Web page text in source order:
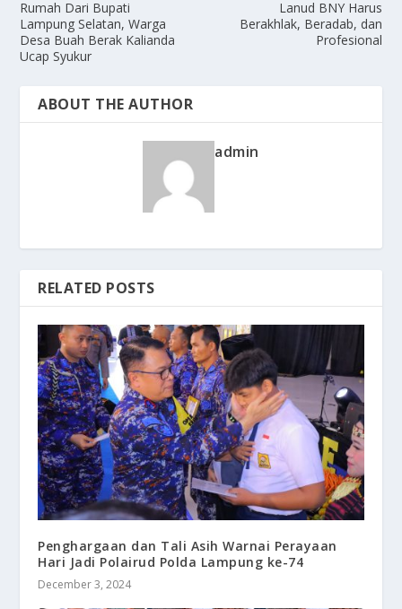
Rumah Dari Bupati
Lampung Selatan, Warga
Desa Buah Berak Kalianda
Ucap Syukur
Lanud BNY Harus
Berakhlak, Beradab, dan
Profesional
ABOUT THE AUTHOR
admin
RELATED POSTS
Penghargaan dan Tali Asih Warnai Perayaan
Hari Jadi Polairud Polda Lampung ke-74
December 3, 2024